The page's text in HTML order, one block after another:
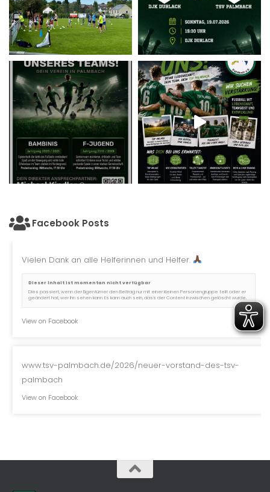
Facebook Posts
Vielen Dank an alle Helferinnen und Helfer.
Dieser Inhalt ist momentan nicht verfügbar
Dies passiert, wenn der Eigentümer den Beitrag nur mit einer kleinen Personengruppe teilt oder er
geändert hat, wer ihn sehen kann. Es kann auch sein, dass der Content inzwischen gelöscht wurde.
View on Facebook
www.tsv-palmbach.de/2026/neuer-vorstand-des-tsv-
palmbach
View on Facebook